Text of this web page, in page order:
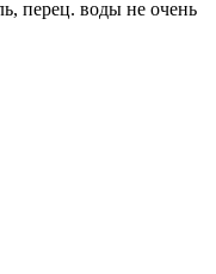
перец. воды не очень